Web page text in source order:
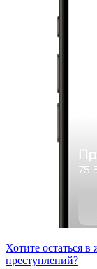
Хотите остаться
преступлений?